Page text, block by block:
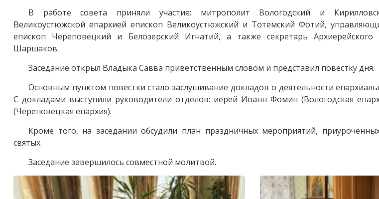
В работе совета приняли участие: митрополит Вологодский и
Великоустюжской епархией епископ Великоустюжский и Тотемский Фотий,
епископ Череповецкий и Белозерский Игнатий, а также секретарь
Шаршаков.
Заседание открыл Владыка Савва приветственным словом и представил повестку дня.
Основным пунктом повестки стало заслушивание докладов о деятельности
С докладами выступили руководители отделов: иерей Иоанн Фомин (Вологодская
(Череповецкая епархия).
Кроме того, на заседании обсудили план праздничных мероприятий,
святых.
Заседание завершилось совместной молитвой.